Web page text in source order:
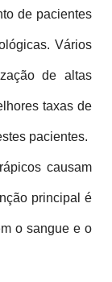
de pacientes
Vários
de altas
taxas de
pacientes.
causam
principal é
o sangue e o